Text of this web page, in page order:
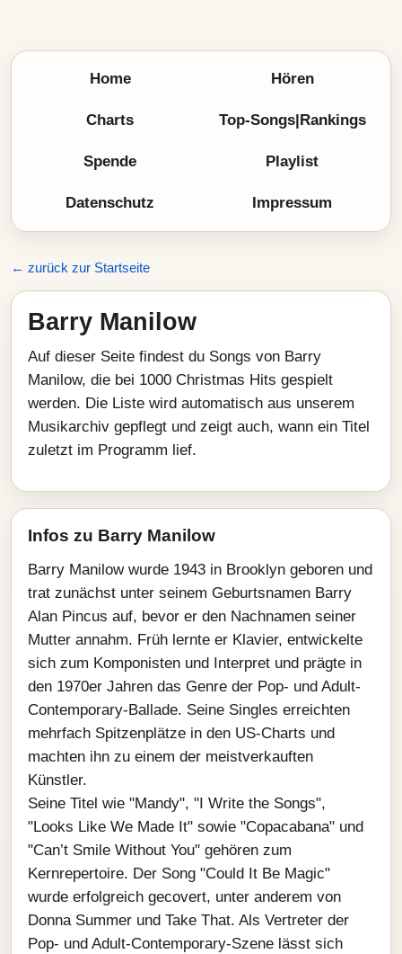
Home Hören
Charts Top-Songs|Rankings
Spende Playlist
Datenschutz Impressum
← zurück zur Startseite
Barry Manilow
Auf dieser Seite findest du Songs von Barry
Manilow, die bei 1000 Christmas Hits gespielt
werden. Die Liste wird automatisch aus unserem
Musikarchiv gepflegt und zeigt auch, wann ein Titel
zuletzt im Programm lief.
Infos zu Barry Manilow
Barry Manilow wurde 1943 in Brooklyn geboren und
trat zunächst unter seinem Geburtsnamen Barry
Alan Pincus auf, bevor er den Nachnamen seiner
Mutter annahm. Früh lernte er Klavier, entwickelte
sich zum Komponisten und Interpret und prägte in
den 1970er Jahren das Genre der Pop- und Adult-
Contemporary-Ballade. Seine Singles erreichten
mehrfach Spitzenplätze in den US-Charts und
machten ihn zu einem der meistverkauften
Künstler.
Seine Titel wie "Mandy", "I Write the Songs",
"Looks Like We Made It" sowie "Copacabana" und
"Can’t Smile Without You" gehören zum
Kernrepertoire. Der Song "Could It Be Magic"
wurde erfolgreich gecovert, unter anderem von
Donna Summer und Take That. Als Vertreter der
Pop- und Adult-Contemporary-Szene lässt sich